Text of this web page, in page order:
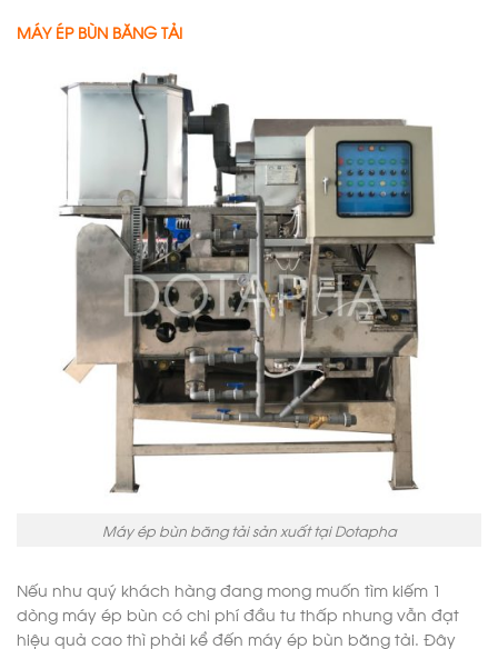
MÁY ÉP BÙN BĂNG TẢI
Máy ép bùn băng tải sản xuất tại Dotapha
Nếu như quý khách hàng đang mong muốn tìm kiếm 1
dòng máy ép bùn có chi phí đầu tư thấp nhưng vẫn đạt
hiệu quả cao thì phải kể đến máy ép bùn băng tải. Đây